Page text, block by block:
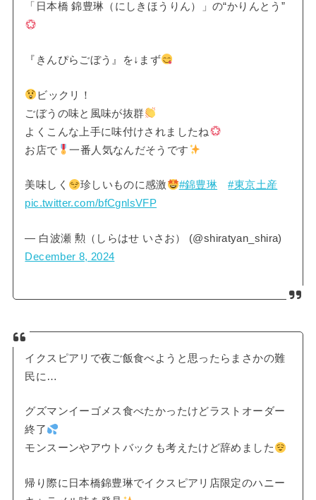
「日本橋 錦豊琳（にしきほうりん）」の“かりんとう”
『きんぴらごぼう』を↓まず
ビックリ！
ごぼうの味と風味が抜群
よくこんな上手に味付けされましたね
お店で
一番人気なんだそうです
美味しく 珍しいものに感激 #錦豊琳
#東京土産
pic.twitter.com/bfCgnlsVFP
— 白波瀬 勲（しらはせ いさお） (@shiratyan_shira)
December 8, 2024
イクスピアリで夜ご飯食べようと思ったらまさかの難
民に…
グズマンイーゴメス食べたかったけどラストオーダー
終了
モンスーンやアウトバックも考えたけど辞めました
帰り際に日本橋錦豊琳でイクスピアリ店限定のハニー